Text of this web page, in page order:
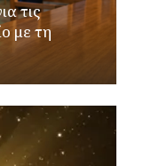
τις
με τη